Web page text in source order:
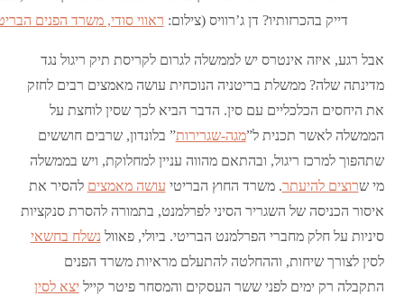
דייק בהכרזותיו? דן ג’רוויס (צילום: ראווי סודי, משרד הפנים
אבל רגע, איזה אינטרס יש לממשלה לגרום לקריסת תיק ריגול נגד
מדינתה שלה? ממשלת בריטניה הנוכחית עושה מאמצים רבים לחזק
את היחסים הכלכליים עם סין. הדבר הביא לכך שסין לוחצת על
הממשלה לאשר תכנית ל”מגה-שגרירות” בלונדון, שרבים חוששים
שתהפוך למרכז ריגול, ובהתאם מהווה עניין למחלוקת, ויש בממשלה
מי שרוצים להיעתר. משרד החוץ הבריטי עושה מאמצים להסיר את
איסור הכניסה של השגריר הסיני לפרלמנט, בתמורה להסרת סנקציות
סיניות על חלק מחברי הפרלמנט הבריטי. ביולי, פאוול נשלח בחשאי
לסין לצורך שיחות, וההחלטה להתעלם מראיות משרד הפנים
התקבלה רק ימים לפני ששר העסקים והמסחר פיטר קייליצא לסין